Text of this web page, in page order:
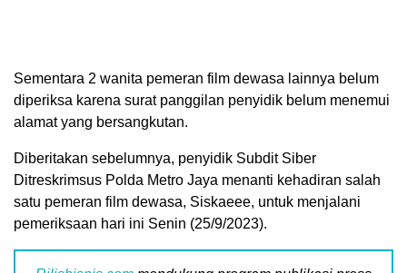
Sementara 2 wanita pemeran film dewasa lainnya belum
diperiksa karena surat panggilan penyidik belum menemui
alamat yang bersangkutan.
Diberitakan sebelumnya, penyidik Subdit Siber
Ditreskrimsus Polda Metro Jaya menanti kehadiran salah
satu pemeran film dewasa, Siskaeee, untuk menjalani
pemeriksaan hari ini Senin (25/9/2023).